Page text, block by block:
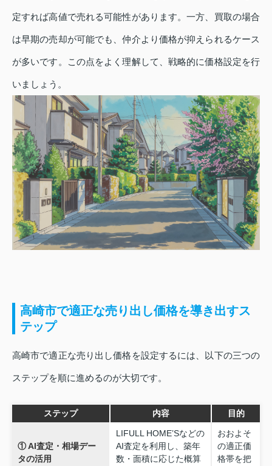
定すれば高値で売れる可能性があります。一方、買取の場合
は早期の売却が可能でも、仲介より価格が抑えられるケース
が多いです。この点をよく理解して、戦略的に価格設定を行
いましょう。
高崎市で適正な売り出し価格を導き出すス
テップ
高崎市で適正な売り出し価格を設定するには、以下の三つの
ステップを順に進めるのが大切です。
ステップ 内容 目的
① AI査定・相場デー
タの活用
LIFULL HOME’Sなどの
AI査定を利用し、築年
数・面積に応じた概算
おおよそ
の適正価
格帯を把